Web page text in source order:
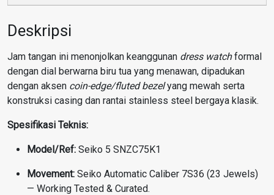
Deskripsi
Jam tangan ini menonjolkan keanggunan dress watchformal
dengan dial berwarna biru tua yang menawan, dipadukan
dengan aksen coin-edge/fluted bezelyang mewah serta
konstruksi casing dan rantai stainless steel bergaya klasik.
Spesifikasi Teknis:
Model/Ref: Seiko 5 SNZC75K1
Movement: Seiko Automatic Caliber 7S36 (23 Jewels)
— Working Tested & Curated.